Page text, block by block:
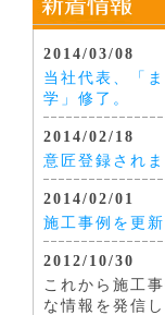
2014/03/08
当社代表、「
学」修了。
2014/02/18
意匠登録されま
2014/02/01
施工事例を更新
2012/10/30
これから施工
な情報を発信